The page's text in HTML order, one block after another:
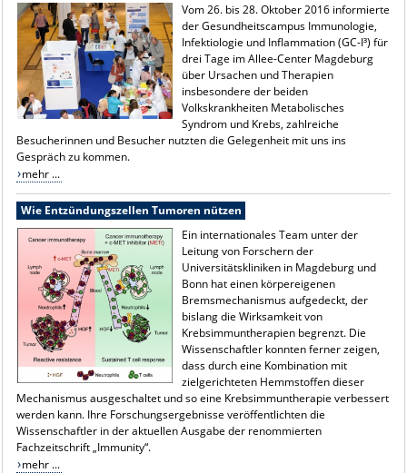
Vom 26. bis 28. Oktober 2016 informierte
der Gesundheitscampus Immunologie,
Infektiologie und Inflammation (GC-I³) für
drei Tage im Allee-Center Magdeburg
über Ursachen und Therapien
insbesondere der beiden
Volkskrankheiten Metabolisches
Syndrom und Krebs, zahlreiche
Besucherinnen und Besucher nutzten die Gelegenheit mit uns ins
Gespräch zu kommen.
mehr ...
Wie Entzündungszellen Tumoren nützen
Ein internationales Team unter der
Leitung von Forschern der
Universitätskliniken in Magdeburg und
Bonn hat einen körpereigenen
Bremsmechanismus aufgedeckt, der
bislang die Wirksamkeit von
Krebsimmuntherapien begrenzt. Die
Wissenschaftler konnten ferner zeigen,
dass durch eine Kombination mit
zielgerichteten Hemmstoffen dieser
Mechanismus ausgeschaltet und so eine Krebsimmuntherapie verbessert
werden kann. Ihre Forschungsergebnisse veröffentlichten die
Wissenschaftler in der aktuellen Ausgabe der renommierten
Fachzeitschrift „Immunity“.
mehr ...